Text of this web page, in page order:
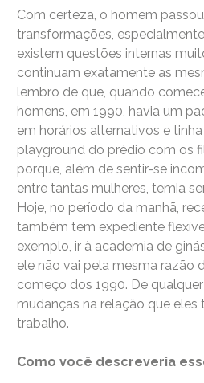
Com certeza, o homem
transformações,
existem questões internas
continuam exatamente as
lembro de que, quando
homens, em 1990, havia um
em horários alternativos e
playground do prédio com os
porque, além de sentir-se
entre tantas mulheres, temia
Hoje, no período da manhã,
também tem expediente
exemplo, ir à academia de
ele não vai pela mesma razão
começo dos 1990. De
mudanças na relação que
trabalho.
Como você descreveria